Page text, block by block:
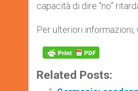
capacità di dire “no”
Per ulteriori informazioni,
Related Posts: